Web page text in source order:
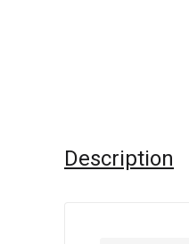
Description